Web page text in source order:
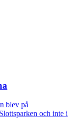
blev på
och inte i